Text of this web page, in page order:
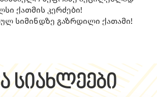
ქათმის კერძები!
სიმინდზე გაზრდილი ქათამი!
სიახლეები